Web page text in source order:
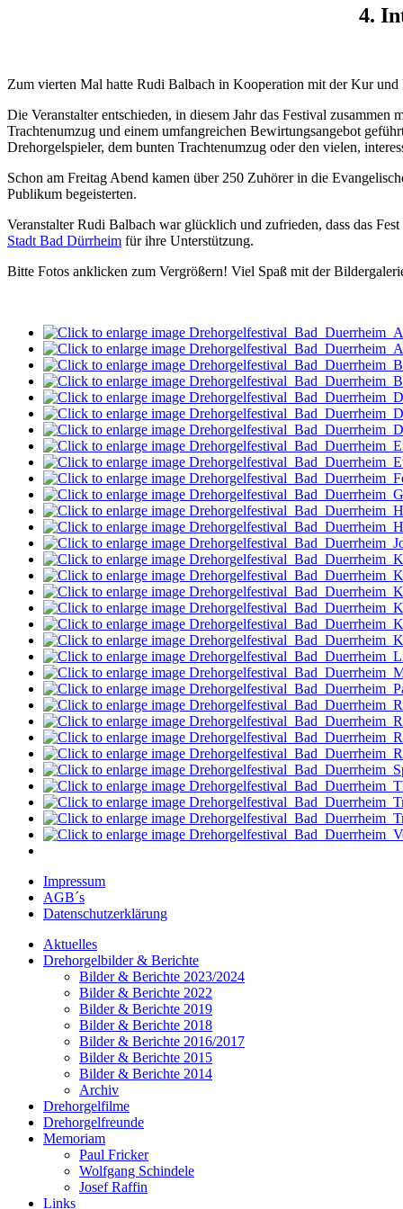
4.
Zum vierten Mal hatte Rudi Balbach in Kooperation mit der Kur
Die Veranstalter entschieden, in diesem Jahr das Festival zusammen
Trachtenumzug und einem umfangreichen Bewirtungsangebot
Drehorgelspieler, dem bunten Trachtenumzug oder den vielen,
Schon am Freitag Abend kamen über 250 Zuhörer in die
Publikum begeisterten.
Veranstalter Rudi Balbach war glücklich und zufrieden, dass das
Stadt Bad Dürrheim für ihre Unterstützung.
Bitte Fotos anklicken zum Vergrößern! Viel Spaß mit der
Impressum
AGB´s
Datenschutzerklärung
Aktuelles
Drehorgelbilder & Berichte
Bilder & Berichte 2023/2024
Bilder & Berichte 2022
Bilder & Berichte 2019
Bilder & Berichte 2018
Bilder & Berichte 2016/2017
Bilder & Berichte 2015
Bilder & Berichte 2014
Archiv
Drehorgelfilme
Drehorgelfreunde
Memoriam
Paul Fricker
Wolfgang Schindele
Josef Raffin
Links